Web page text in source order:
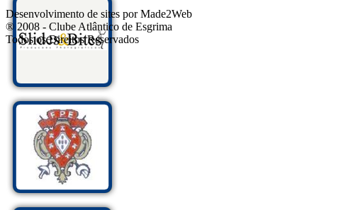
Desenvolvimento de sites por Made2Web
® 2008 - Clube Atlântico de Esgrima
Todos os Direitos Reservados